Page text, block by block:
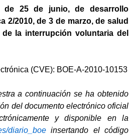
de 25 de junio, de desarrollo
2/2010, de 3 de marzo, de salud
la interrupción voluntaria del
(CVE): BOE-A-2010-10153
a continuación se ha obtenido
del documento electrónico oficial
y disponible en la
diario_boeinsertando el código